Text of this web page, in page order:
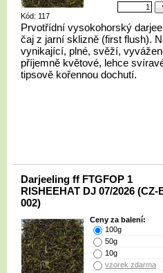
Kód: 117
Prvotřídní vysokohorský
čaj z jarní sklizně (first flush).
vynikající, plné, svěží,
příjemně květové, lehce
tipsově kořennou dochutí.
Darjeeling ff FTGFOP 1
RISHEEHAT DJ 07/2026 (CZ-
002)
Ceny za balení:
100g
50g
10g
vzorek zdarma